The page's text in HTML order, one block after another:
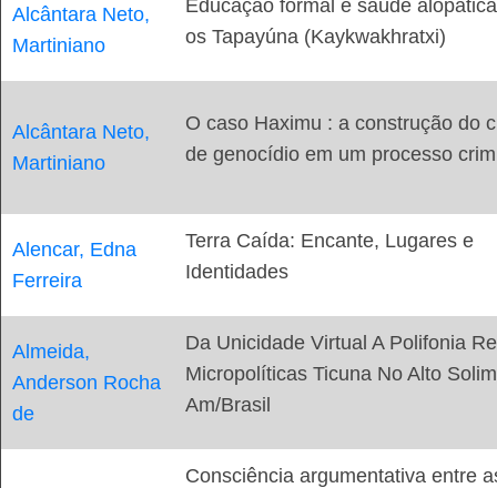
Alcântara Neto,
Martiniano
Educação formal e saúde
os Tapayúna (Kaykwakhratxi)
Alcântara Neto,
Martiniano
O caso Haximu : a construção do
de genocídio em um processo
Alencar, Edna
Ferreira
Terra Caída: Encante, Lugares e
Identidades
Almeida,
Anderson Rocha
de
Da Unicidade Virtual A Polifonia
Micropolíticas Ticuna No Alto
Am/Brasil
Consciência argumentativa entre